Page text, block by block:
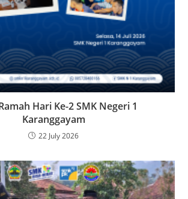
Hari Ke-2 SMK Negeri 1
Karanggayam
22 July 2026